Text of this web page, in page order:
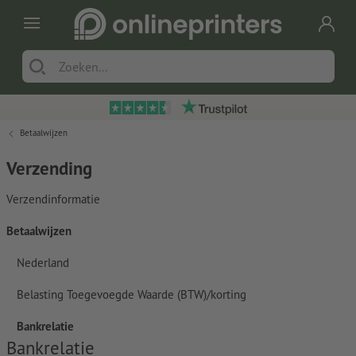
Betaalwijzen
Verzending
Verzendinformatie
Betaalwijzen
Nederland
Belasting Toegevoegde Waarde (BTW)/korting
Bankrelatie
Bankrelatie